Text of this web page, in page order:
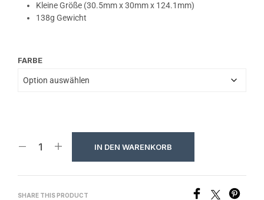
Kleine Größe (30.5mm x 30mm x 124.1mm)
138g Gewicht
FARBE
IN DEN WARENKORB
SHARE THIS PRODUCT